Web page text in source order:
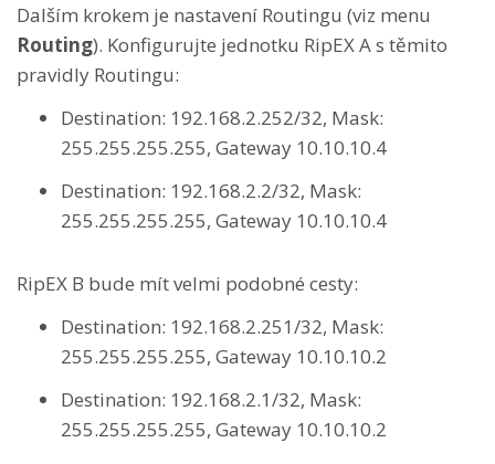
Dalším krokem je nastavení Routingu (viz menu
Routing). Konfigurujte jednotku RipEX A s těmito
pravidly Routingu:
Destination: 192.168.2.252/32, Mask:
255.255.255.255, Gateway 10.10.10.4
Destination: 192.168.2.2/32, Mask:
255.255.255.255, Gateway 10.10.10.4
RipEX B bude mít velmi podobné cesty:
Destination: 192.168.2.251/32, Mask:
255.255.255.255, Gateway 10.10.10.2
Destination: 192.168.2.1/32, Mask:
255.255.255.255, Gateway 10.10.10.2